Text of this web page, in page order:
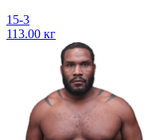
15-3
113.00 кг